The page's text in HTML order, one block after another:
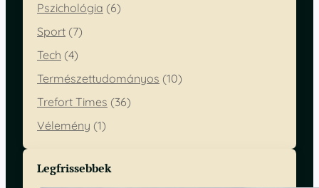
Pszichológia (6)
Sport (7)
Tech (4)
Természettudományos (10)
Trefort Times (36)
Vélemény (1)
Legfrissebbek